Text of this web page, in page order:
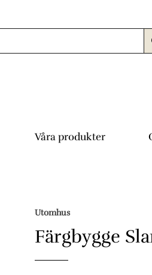
Våra produkter
Utomhus
Färgbygge